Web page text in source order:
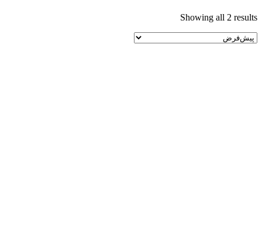
Showing all 2 results